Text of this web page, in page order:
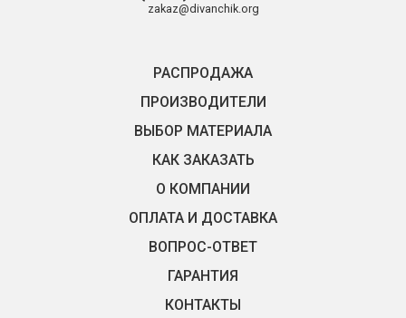
zakaz@divanchik.org
РАСПРОДАЖА
ПРОИЗВОДИТЕЛИ
ВЫБОР МАТЕРИАЛА
КАК ЗАКАЗАТЬ
О КОМПАНИИ
ОПЛАТА И ДОСТАВКА
ВОПРОС-ОТВЕТ
ГАРАНТИЯ
КОНТАКТЫ